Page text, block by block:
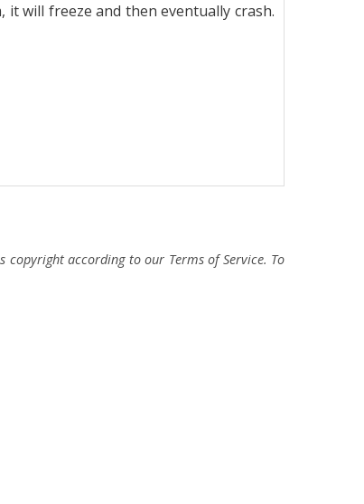
will freeze and then eventually crash.
according to our Terms of Service. To